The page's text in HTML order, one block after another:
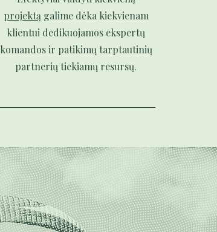
projektą galime dėka kiekvienam
klientui dedikuojamos ekspertų
komandos ir patikimų tarptautinių
partnerių tiekiamų resursų.